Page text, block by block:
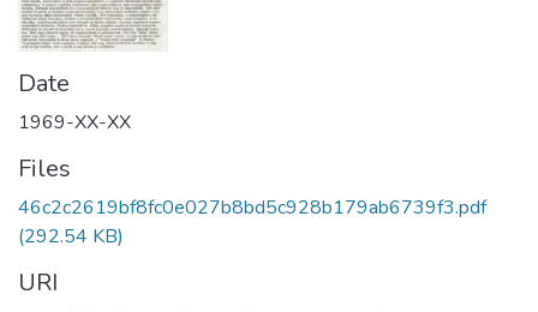
Date
1969-XX-XX
Files
46c2c2619bf8fc0e027b8bd5c928b179ab6739f3.pdf
(292.54 KB)
URI